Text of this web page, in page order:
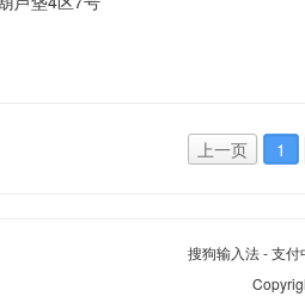
上一页 1
搜狗输入法-支付